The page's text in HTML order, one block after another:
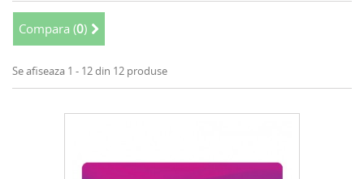
Compara (0)
Se afiseaza 1 - 12 din 12 produse